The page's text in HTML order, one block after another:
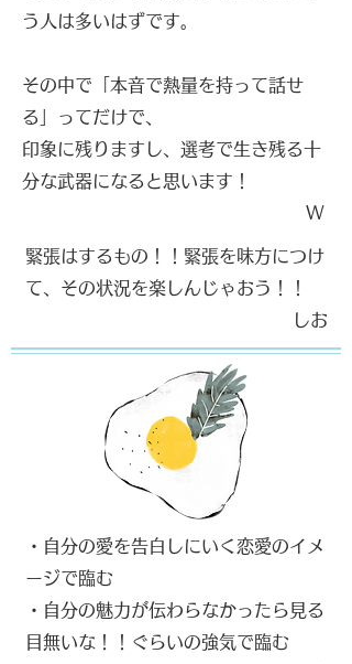
う人は多いはずです。
その中で「本音で熱量を持って話せ
る」ってだけで、
印象に残りますし、選考で生き残る十
分な武器になると思います！
W
緊張はするもの！！緊張を味方につけ
て、その状況を楽しんじゃおう！！
​しお
​ ・自分の愛を告白しにいく恋愛のイメ
ージで臨む
・自分の魅力が伝わらなかったら見る
目無いな！！ぐらいの強気で臨む